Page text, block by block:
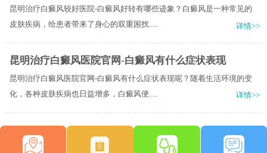
昆明治疗白癜风较好医院-白癜风好转有哪些迹象？白癜风是一种常见的
皮肤疾病，给患者带来了身心的双重困扰.....
详情>>
昆明治疗白癜风医院官网-白癜风有什么症状表现
昆明治疗白癜风医院官网-白癜风有什么症状表现呢？随着生活环境的变
化，各种皮肤疾病也日益增多，白癜风便.....
详情>>